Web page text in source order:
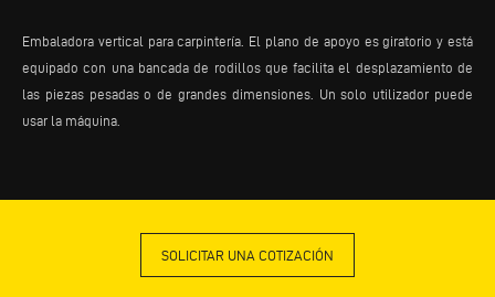
Embaladora vertical para carpintería. El plano de apoyo es giratorio y está
equipado con una bancada de rodillos que facilita el desplazamiento de
las piezas pesadas o de grandes dimensiones. Un solo utilizador puede
usar la máquina.
SOLICITAR UNA COTIZACIÓN